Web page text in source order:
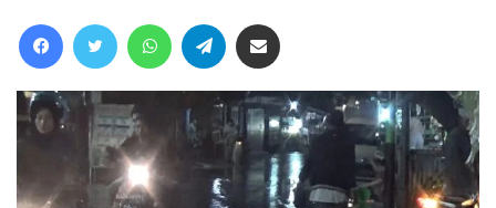
FacebookTwitter WhatsAppTelegram